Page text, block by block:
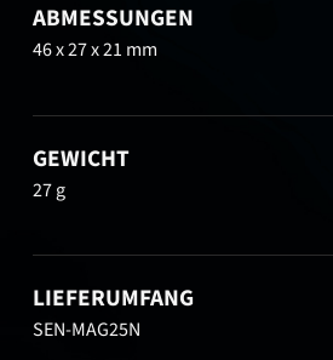
ABMESSUNGEN
46 x 27 x 21 mm
GEWICHT
27 g
LIEFERUMFANG
SEN-MAG25N